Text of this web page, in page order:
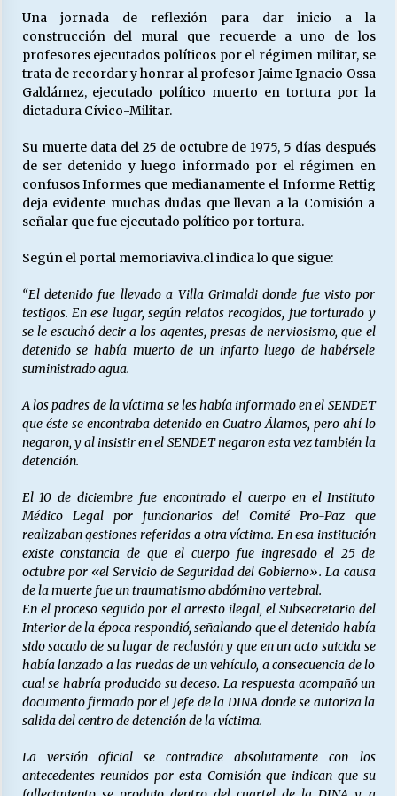
28/05/2026
Releyendo la Rerum Novarum a 135 años. “La
cuestión social hoy”.
16/05/2026
S.O.S. a los ricos, Save Our Souls (Salvar
Nuestras Almas)
30/04/2026
18/04/2026
Chile y sus segmentos de la riqueza
06/04/2026
Una jornada de reflexión para dar inicio a la
construcción del mural que recuerde a uno de los
profesores ejecutados políticos por el régimen militar, se
trata de recordar y honrar al profesor Jaime Ignacio Ossa
Galdámez, ejecutado político muerto en tortura por la
dictadura Cívico-Militar.
Su muerte data del 25 de octubre de 1975, 5 días después
de ser detenido y luego informado por el régimen en
confusos Informes que medianamente el Informe Rettig
deja evidente muchas dudas que llevan a la Comisión a
señalar que fue ejecutado político por tortura.
Según el portal memoriaviva.cl indica lo que sigue:
“El detenido fue llevado a Villa Grimaldi donde fue visto por
testigos. En ese lugar, según relatos recogidos, fue torturado y
se le escuchó decir a los agentes, presas de nerviosismo, que el
detenido se había muerto de un infarto luego de habérsele
suministrado agua.
A los padres de la víctima se les había informado en el SENDET
que éste se encontraba detenido en Cuatro Álamos, pero ahí lo
negaron, y al insistir en el SENDET negaron esta vez también la
detención.
El 10 de diciembre fue encontrado el cuerpo en el Instituto
Médico Legal por funcionarios del Comité Pro-Paz que
realizaban gestiones referidas a otra víctima. En esa institución
existe constancia de que el cuerpo fue ingresado el 25 de
octubre por «el Servicio de Seguridad del Gobierno». La causa
de la muerte fue un traumatismo abdómino vertebral.
En el proceso seguido por el arresto ilegal, el Subsecretario del
Interior de la época respondió, señalando que el detenido había
sido sacado de su lugar de reclusión y que en un acto suicida se
había lanzado a las ruedas de un vehículo, a consecuencia de lo
cual se habría producido su deceso. La respuesta acompañó un
documento firmado por el Jefe de la DINA donde se autoriza la
salida del centro de detención de la víctima.
La versión oficial se contradice absolutamente con los
antecedentes reunidos por esta Comisión que indican que su